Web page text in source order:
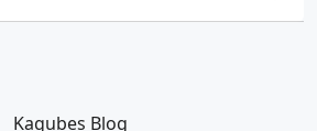
Kagubes Blog